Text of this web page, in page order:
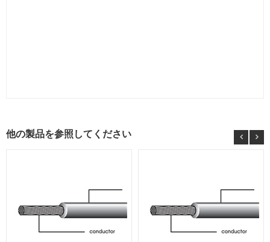
他の製品を参照してください